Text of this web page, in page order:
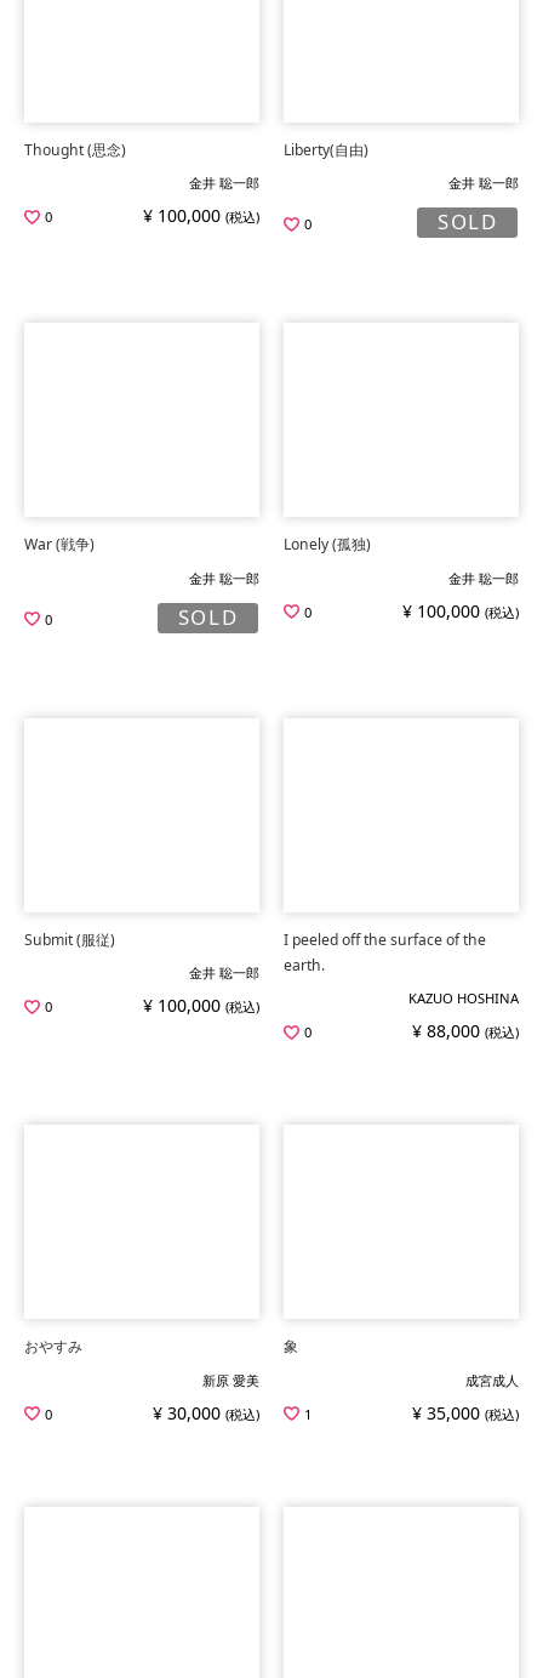
Thought (思念)
金井 聡一郎
0
¥ 100,000 (税込)
Liberty(自由)
金井 聡一郎
0 SOLD
War (戦争)
金井 聡一郎
0 SOLD
Lonely (孤独)
金井 聡一郎
0
¥ 100,000 (税込)
Submit (服従)
金井 聡一郎
0
¥ 100,000 (税込)
I peeled off the surface of the
earth.
KAZUO HOSHINA
0
¥ 88,000 (税込)
おやすみ
新原 愛美
0
¥ 30,000 (税込)
象
成宮成人
1
¥ 35,000 (税込)